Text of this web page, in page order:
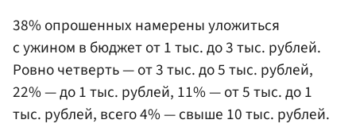
38% опрошенных намерены уложиться
с ужином в бюджет от 1 тыс. до 3 тыс. рублей.
Ровно четверть — от 3 тыс. до 5 тыс. рублей,
22% — до 1 тыс. рублей, 11% — от 5 тыс. до 1
тыс. рублей, всего 4% — свыше 10 тыс. рублей.